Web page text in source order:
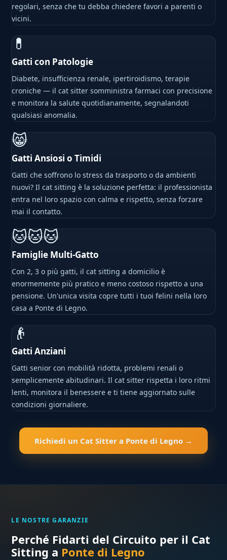
regolari, senza che tu debba chiedere favori a parenti o
vicini.
💊
Gatti con Patologie
Diabete, insufficienza renale, ipertiroidismo, terapie
croniche — il cat sitter somministra farmaci con precisione
e monitora la salute quotidianamente, segnalandoti
qualsiasi anomalia.
😸
Gatti Ansiosi o Timidi
Gatti che soffrono lo stress da trasporto o da ambienti
nuovi? Il cat sitting è la soluzione perfetta: il professionista
entra nel loro spazio con calma e rispetto, senza forzare
mai il contatto.
🐱🐱🐱
Famiglie Multi-Gatto
Con 2, 3 o più gatti, il cat sitting a domicilio è
enormemente più pratico e meno costoso rispetto a una
pensione. Un'unica visita copre tutti i tuoi felini nella loro
casa a Ponte di Legno.
👴
Gatti Anziani
Gatti senior con mobilità ridotta, problemi renali o
semplicemente abitudinari. Il cat sitter rispetta i loro ritmi
lenti, monitora il benessere e ti tiene aggiornato sulle
condizioni giornaliere.
Richiedi un Cat Sitter a Ponte di Legno →
LE NOSTRE GARANZIE
Perché Fidarti del Circuito per il Cat
Sitting a Ponte di Legno